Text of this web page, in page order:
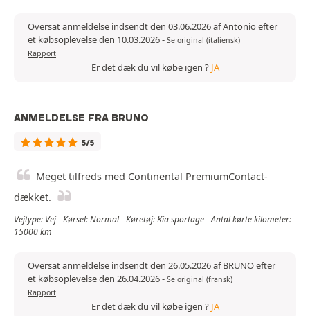
Oversat anmeldelse indsendt den 03.06.2026 af Antonio efter
et købsoplevelse den 10.03.2026- Se original (italiensk)
Rapport
Er det dæk du vil købe igen ? JA
ANMELDELSE FRA BRUNO
5/5
Meget tilfreds med Continental PremiumContact-
dækket.
Vejtype: Vej - Kørsel: Normal - Køretøj: Kia sportage - Antal kørte kilometer:
15000 km
Oversat anmeldelse indsendt den 26.05.2026 af BRUNO efter
et købsoplevelse den 26.04.2026- Se original (fransk)
Rapport
Er det dæk du vil købe igen ? JA